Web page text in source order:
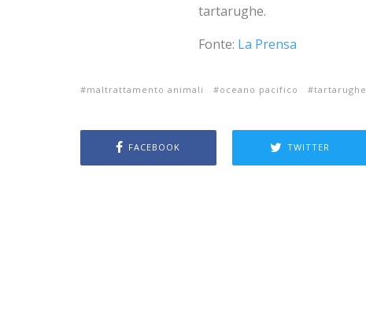
tartarughe.
Fonte: La Prensa
maltrattamento animali oceano pacifico tartarughe
FACEBOOK TWITTER